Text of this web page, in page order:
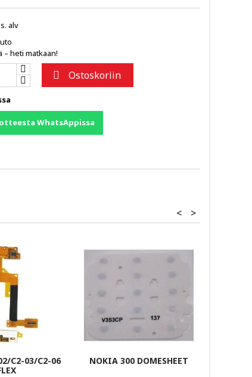
alv
– heti matkaan!
 Ostoskoriin
WhatsAppissa
>
<
C2-03/C2-06
NOKIA 300 DOMESHEET